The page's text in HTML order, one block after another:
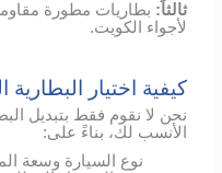
ثالثاً: بطاريات مطورة
لأجواء الكويت.
كيفية اختيار
نحن لا نقوم فقط بتبديل
الأنسب لك، بناءً على:
نوع السيارة وسعة